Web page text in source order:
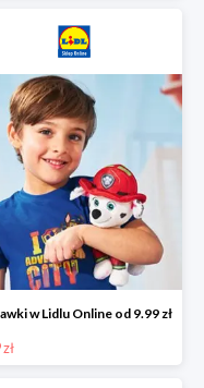
w Lidlu Online od 9.99 zł